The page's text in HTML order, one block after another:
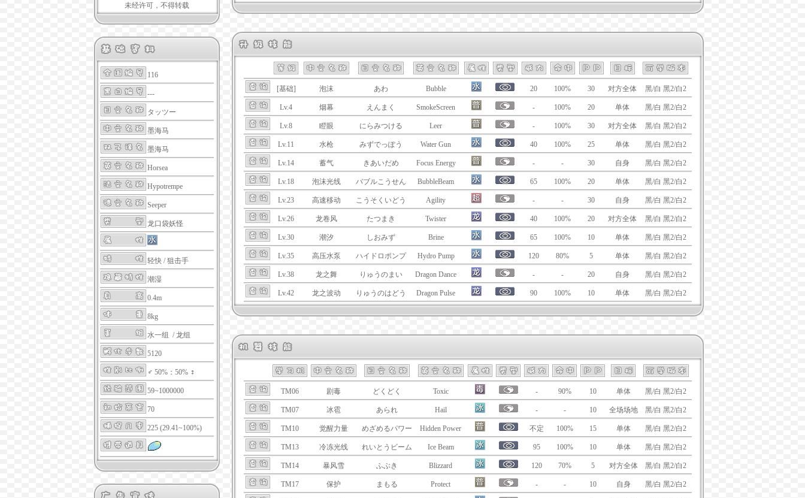
未经许可，不得转载
116
---
タッツー
墨海马
墨海马
Horsea
Hypotrempe
Seeper
龙口袋妖怪
轻快 /狙击手
潮湿
0.4m
8kg
水一组 / 龙组
5120
♂ 50%：50% ♀
59~1000000
70
225 (29.41~100%)
[基础] 泡沫 あわ Bubble 20 100% 30 对方全体 黑/白 黑2/白2
Lv.4 烟幕 えんまく SmokeScreen - 100% 20 单体 黑/白 黑2/白2
Lv.8 瞪眼 にらみつける Leer - 100% 30 对方全体 黑/白 黑2/白2
Lv.11 水枪 みずでっぽう Water Gun 40 100% 25 单体 黑/白 黑2/白2
Lv.14 蓄气 きあいだめ Focus Energy - - 30 自身 黑/白 黑2/白2
Lv.18 泡沫光线 バブルこうせん BubbleBeam 65 100% 20 单体 黑/白 黑2/白2
Lv.23 高速移动 こうそくいどう Agility - - 30 自身 黑/白 黑2/白2
Lv.26 龙卷风 たつまき Twister 40 100% 20 对方全体 黑/白 黑2/白2
Lv.30 潮汐 しおみず Brine 65 100% 10 单体 黑/白 黑2/白2
Lv.35 高压水泵 ハイドロポンプ Hydro Pump 120 80% 5 单体 黑/白 黑2/白2
Lv.38 龙之舞 りゅうのまい Dragon Dance - - 20 自身 黑/白 黑2/白2
Lv.42 龙之波动 りゅうのはどう Dragon Pulse 90 100% 10 单体 黑/白 黑2/白2
TM06 剧毒 どくどく Toxic - 90% 10 单体 黑/白 黑2/白2
TM07 冰雹 あられ Hail - - 10 全场场地 黑/白 黑2/白2
TM10 觉醒力量 めざめるパワー Hidden Power 不定 100% 15 单体 黑/白 黑2/白2
TM13 冷冻光线 れいとうビーム Ice Beam 95 100% 10 单体 黑/白 黑2/白2
TM14 暴风雪 ふぶき Blizzard 120 70% 5 对方全体 黑/白 黑2/白2
TM17 保护 まもる Protect - - 10 自身 黑/白 黑2/白2